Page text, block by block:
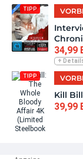
TIPP
34,99
+
TIPP
Kill
39,99